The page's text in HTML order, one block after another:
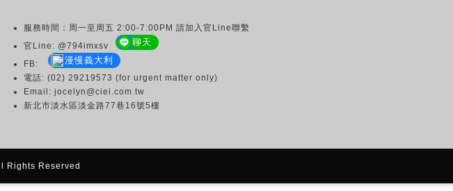
服務時間：周一至周五 2:00-7:00PM 請加入官Line聯繫
官Line: @794imxsv
聊天
FB: 漫慢義大利
電話: (02) 29219573 (for urgent matter only)
Email: jocelyn@ciei.com.tw
新北市淡水區淡金路77巷16號5樓
Rights Reserved